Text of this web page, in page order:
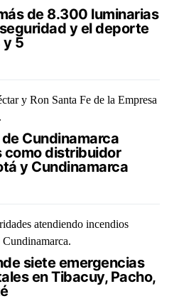
de 8.300 luminarias
y el deporte
y 5
Cundinamarca
como distribuidor
y Cundinamarca
siete emergencias
en Tibacuy, Pacho,